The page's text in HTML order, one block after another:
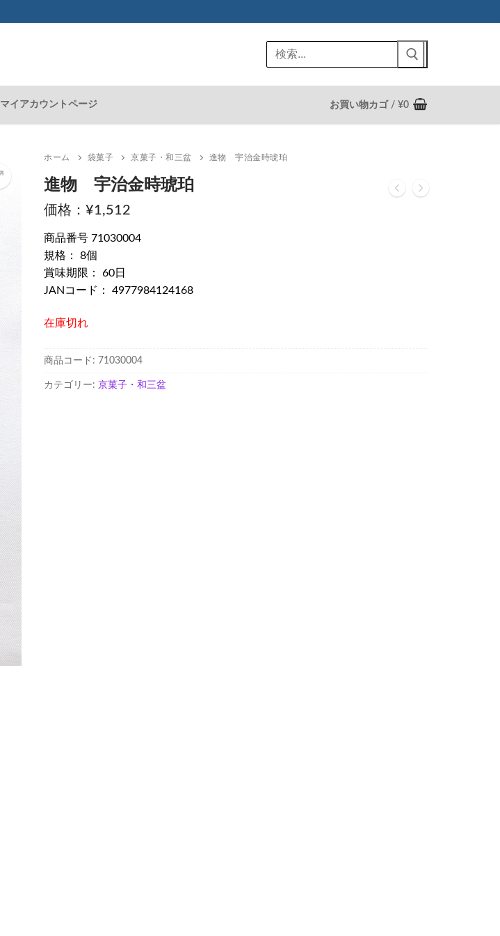
検
索:
マイアカウントページ お買い物カゴ / ¥0
ホーム 袋菓子 京菓子・和三盆 進物 宇治金時琥珀
進物 宇治金時琥珀
¥1,512
商品番号 71030004
規格： 8個
賞味期限： 60日
JANコード： 4977984124168
在庫切れ
商品コード: 71030004
カテゴリー: 京菓子・和三盆